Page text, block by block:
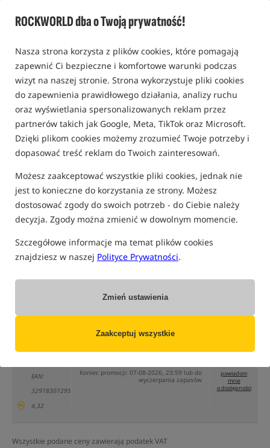
ROCKWORLD dba o Twoją prywatność!
Nasza strona korzysta z plików cookies, które pomagają
zapewnić Ci bezpieczne i komfortowe warunki podczas
wizyt na naszej stronie. Strona wykorzystuje pliki cookies
do zapewnienia prawidłowego działania, analizy ruchu
oraz wyświetlania spersonalizowanych reklam przez
partnerów takich jak Google, Meta, TikTok oraz Microsoft.
Dzięki plikom cookies możemy zrozumieć Twoje potrzeby i
dopasować treść reklam do Twoich zainteresowań.
Możesz zaakceptować wszystkie pliki cookies, jednak nie
jest to konieczne do korzystania ze strony. Możesz
dostosować zgody do swoich potrzeb - do Ciebie należy
decyzja. Zgody można zmienić w dowolnym momencie.
Szczegółowe informacje ma temat plików cookies
znajdziesz w naszej Polityce Prywatności.
Zmień ustawienia
Zaakceptuj wszystkie
(część opcji mogła zostać ukryta przez wybrany sposób filtrowania)
EAN:
3297830729585
4,32
Koniec promocji: 07-08-2026, 23:59 lub do
wyczerpania zapasów
powiadom
mnie
o dostępności
Wszystkie podane ceny zawierają podatek VAT